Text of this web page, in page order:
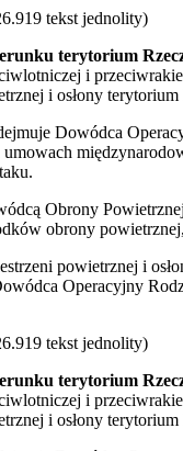
tekst jednolity)
terytorium
i
i osłony
Dowódca
Obrony
obrony
powietrznej i
Operacyjny
tekst jednolity)
terytorium
i
i osłony